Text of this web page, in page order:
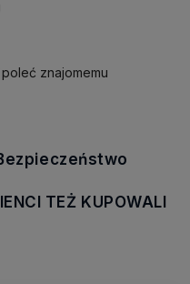
poleć znajomemu
zawiera ewentualnych
TEŻ KUPOWALI